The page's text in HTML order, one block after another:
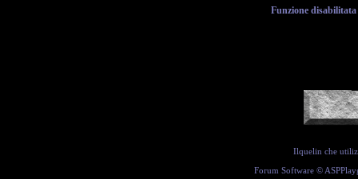
Funzione disabilitata
Ilquelin che
Forum Software ©